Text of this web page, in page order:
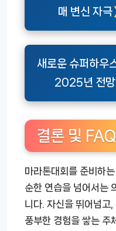
매 변신 자극
새로운 슈퍼하우
2025년 전망
결론 및 FAQ
마라톤대회를 준비하
순한 연습을 넘어서는
니다. 자신을 뛰어넘고,
풍부한 경험을 쌓는 주